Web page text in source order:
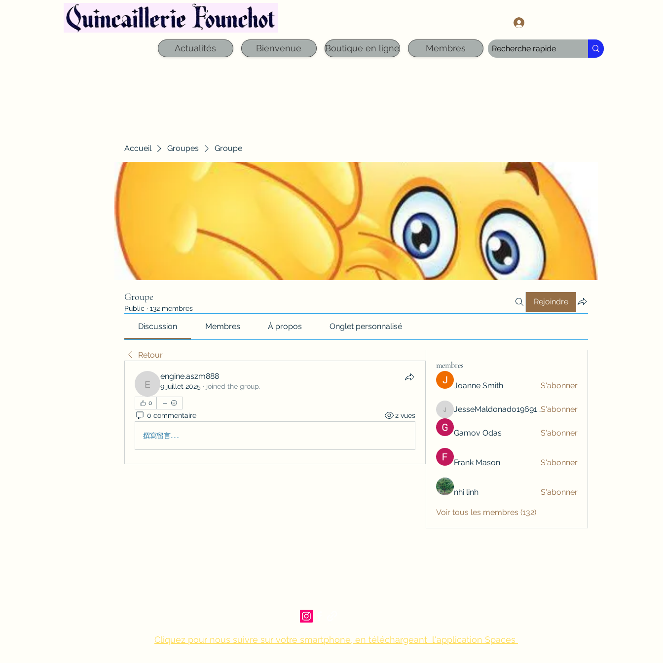
Actualités Bienvenue Boutique en ligne Membres
Accueil Groupes Groupe
Groupe
Public · 132 membres
Rejoindre
Discussion Membres À propos Onglet personnalisé
Retour
engine.aszm888
engine.aszm888
9 juillet 2025 · joined the group.
0
0 commentaire 2 vues
撰寫留言......
membres
Joanne Smith S'abonner
JesseMaldonado1969116
JesseMaldonado1969116S'abonner
Gamov Odas S'abonner
Frank Mason S'abonner
nhi linh S'abonner
Voir tous les membres (132)
Cliquez pour nous suivre sur votre smartphone, en téléchargeant l'application Spaces